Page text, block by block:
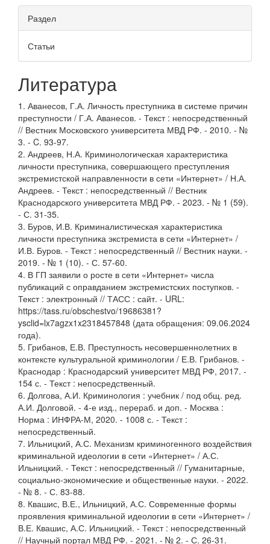
Раздел
Статьи
Литература
1. Аванесов, Г.А. Личность преступника в системе причин
преступности / Г.А. Аванесов. - Текст : непосредственный
// Вестник Московского университета МВД РФ. - 2010. - №
3. - C. 93-97.
2. Андреев, Н.А. Криминологическая характеристика
личности преступника, совершающего преступления
экстремистской направленности в сети «Интернет» / Н.А.
Андреев. - Текст : непосредственный // Вестник
Краснодарского университета МВД РФ. - 2023. - № 1 (59).
- С. 31-35.
3. Буров, И.В. Криминалистическая характеристика
личности преступника экстремиста в сети «Интернет» /
И.В. Буров. - Текст : непосредственный // Вестник науки. -
2019. - № 1 (10). - С. 57-60.
4. В ГП заявили о росте в сети «Интернет» числа
публикаций с оправданием экстремистских поступков. -
Текст : электронный // ТАСС : сайт. - URL:
https://tass.ru/obschestvo/19686381?
ysclid=lx7agzx1x2318457848 (дата обращения: 09.06.2024
года).
5. Грибанов, Е.В. Преступность несовершеннолетних в
контексте культуральной криминологии / Е.В. Грибанов. -
Краснодар : Краснодарский университет МВД РФ, 2017. -
154 с. - Текст : непосредственный.
6. Долгова, А.И. Криминология : учебник / под общ. ред.
А.И. Долговой. - 4-е изд., перераб. и доп. - Москва :
Норма : ИНФРА-М, 2020. - 1008 с. - Текст :
непосредственный.
7. Ильницкий, А.С. Механизм криминогенного воздействия
криминальной идеологии в сети «Интернет» / А.С.
Ильницкий. - Текст : непосредственный // Гуманитарные,
социально-экономические и общественные науки. - 2022.
- № 8. - С. 83-88.
8. Квашис, В.Е., Ильницкий, А.С. Современные формы
проявления криминальной идеологии в сети «Интернет» /
В.Е. Квашис, А.С. Ильницкий. - Текст : непосредственный
// Научный портал МВД РФ. - 2021. - № 2. - С. 26-31.